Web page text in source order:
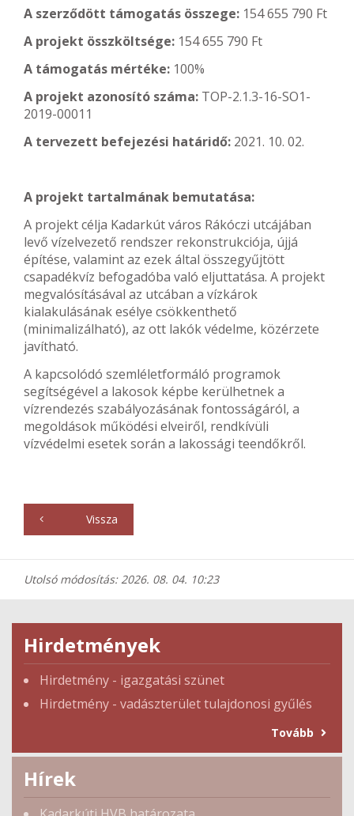
A szerződött támogatás összege: 154 655 790 Ft
A projekt összköltsége: 154 655 790 Ft
A támogatás mértéke: 100%
A projekt azonosító száma: TOP-2.1.3-16-SO1-
2019-00011
A tervezett befejezési határidő: 2021. 10. 02.
A projekt tartalmának bemutatása:
A projekt célja Kadarkút város Rákóczi utcájában
levő vízelvezető rendszer rekonstrukciója, újjá
építése, valamint az ezek által összegyűjtött
csapadékvíz befogadóba való eljuttatása. A projekt
megvalósításával az utcában a vízkárok
kialakulásának esélye csökkenthető
(minimalizálható), az ott lakók védelme, közérzete
javítható.
A kapcsolódó szemléletformáló programok
segítségével a lakosok képbe kerülhetnek a
vízrendezés szabályozásának fontosságáról, a
megoldások működési elveiről, rendkívüli
vízvédelmi esetek során a lakossági teendőkről.
Vissza
Utolsó módosítás: 2026. 08. 04. 10:23
Hirdetmények
Hirdetmény - igazgatási szünet
Hirdetmény - vadászterület tulajdonosi gyűlés
Tovább
Hírek